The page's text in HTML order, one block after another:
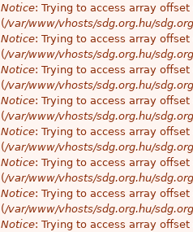
Notice: Trying to access array
(/var/www/vhosts/sdg.org.hu/
Notice: Trying to access array
(/var/www/vhosts/sdg.org.hu/
Notice: Trying to access array
(/var/www/vhosts/sdg.org.hu/
Notice: Trying to access array
(/var/www/vhosts/sdg.org.hu/
Notice: Trying to access array
(/var/www/vhosts/sdg.org.hu/
Notice: Trying to access array
(/var/www/vhosts/sdg.org.hu/
Notice: Trying to access array
(/var/www/vhosts/sdg.org.hu/
Notice: Trying to access array